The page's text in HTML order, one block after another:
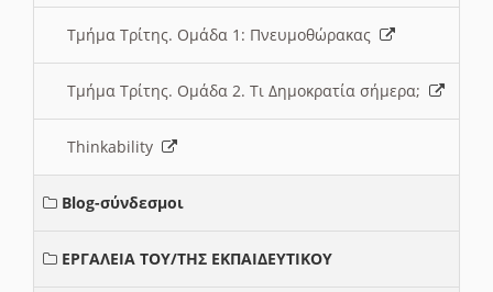
Τμήμα Τρίτης. Ομάδα 1: Πνευμοθώρακας
Τμήμα Τρίτης. Ομάδα 2. Τι Δημοκρατία σήμερα;
Thinkability
Blog-σύνδεσμοι
ΕΡΓΑΛΕΙΑ ΤΟΥ/ΤΗΣ ΕΚΠΑΙΔΕΥΤΙΚΟΥ